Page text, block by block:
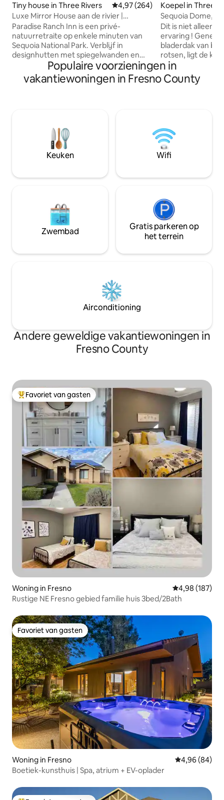
Tiny house in Three Rivers Gemiddelde beoordeling van
4,97 (264)
Luxe Mirror House aan de rivier |
Bubbelbad (Stellar)
Paradise Ranch Inn is een privé-
natuurretraite op enkele minuten van
Sequoia National Park. Verblijf in
designhutten met spiegelwanden en
een eigen bubbelbad of in luxe
glampingtenten, verspreid over een
schilderachtig landschap aan de rivier.
rivier stroomt door het terrein en biedt
mogelijkheden voor natuurlijke koude
dompels, zwemmen en rustige nachten
onder de heldere sterren van de Sierra.
TOEGESTAAN
Koepel in Three
Sequoia Dome,
ingang van het
Dit is niet alleen
ervaring !
bladerdak van
rotsen, ligt de
terras met een
uitzicht. De
panoramisch
andere een
badkamer, een
magnetron, een
Populaire voorzieningen in
vakantiewoningen in Fresno County
Keuken Wifi
Zwembad
Gratis parkeren op
het terrein
Airconditioning
Andere geweldige vakantiewoningen in
Fresno County
Topfavoriet van gasten
Favoriet van gasten
Woning in Fresno Gemiddelde
4,98 (187)
Rustige NE Fresno gebied familie huis 3bed/2Bath
Favoriet van gasten
Favoriet van gasten
Woning in Fresno Gemiddelde
4,96 (84)
Boetiek-kunsthuis | Spa, atrium + EV-oplader